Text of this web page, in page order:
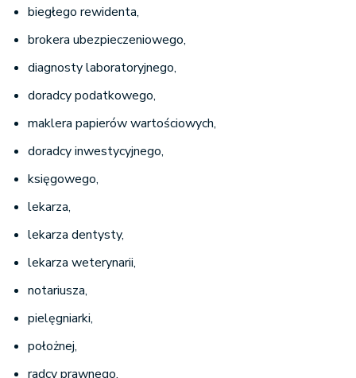
biegłego rewidenta,
brokera ubezpieczeniowego,
diagnosty laboratoryjnego,
doradcy podatkowego,
maklera papierów wartościowych,
doradcy inwestycyjnego,
księgowego,
lekarza,
lekarza dentysty,
lekarza weterynarii,
notariusza,
pielęgniarki,
położnej,
radcy prawnego,